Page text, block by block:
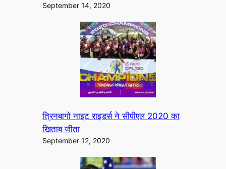
September 14, 2020
त्रिनबागो नाइट राइडर्स ने सीपीएल 2020 का
खिताब जीता
September 12, 2020